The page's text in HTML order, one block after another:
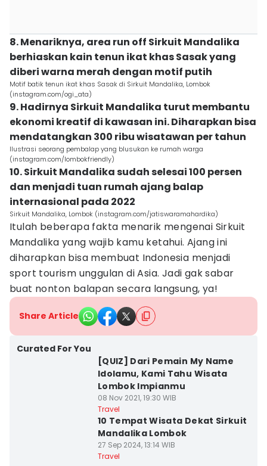
8. Menariknya, area run off Sirkuit Mandalika
berhiaskan kain tenun ikat khas Sasak yang
diberi warna merah dengan motif putih
Motif batik tenun ikat khas Sasak di Sirkuit Mandalika, Lombok
(instagram.com/ogi_ata)
9. Hadirnya Sirkuit Mandalika turut membantu
ekonomi kreatif di kawasan ini. Diharapkan bisa
mendatangkan 300 ribu wisatawan per tahun
Ilustrasi seorang pembalap yang blusukan ke rumah warga
(instagram.com/lombokfriendly)
10. Sirkuit Mandalika sudah selesai 100 persen
dan menjadi tuan rumah ajang balap
internasional pada 2022
Sirkuit Mandalika, Lombok (instagram.com/jatiswaramahardika)
Itulah beberapa fakta menarik mengenai Sirkuit
Mandalika yang wajib kamu ketahui. Ajang ini
diharapkan bisa membuat Indonesia menjadi
sport tourism unggulan di Asia. Jadi gak sabar
buat nonton balapan secara langsung, ya!
Share Article
Curated For You
[QUIZ] Dari Pemain My Name
Idolamu, Kami Tahu Wisata
Lombok Impianmu
08 Nov 2021, 19:30 WIB
Travel
10 Tempat Wisata Dekat Sirkuit
Mandalika Lombok
27 Sep 2024, 13:14 WIB
Travel